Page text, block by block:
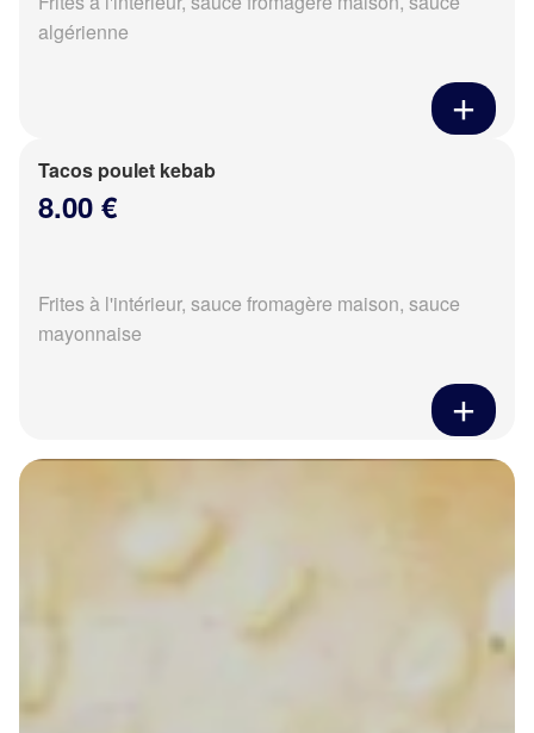
algérienne
Tacos poulet kebab
8.00 €
Frites à l'intérieur, sauce fromagère maison, sauce
mayonnaise